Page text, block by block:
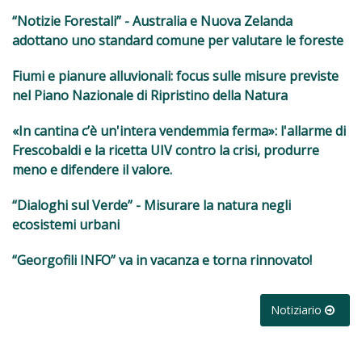
“Notizie Forestali” - Australia e Nuova Zelanda
adottano uno standard comune per valutare le foreste
Fiumi e pianure alluvionali: focus sulle misure previste
nel Piano Nazionale di Ripristino della Natura
«In cantina c’è un'intera vendemmia ferma»: l'allarme di
Frescobaldi e la ricetta UIV contro la crisi, produrre
meno e difendere il valore.
“Dialoghi sul Verde” - Misurare la natura negli
ecosistemi urbani
“Georgofili INFO” va in vacanza e torna rinnovato!
Notiziario